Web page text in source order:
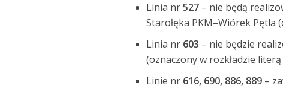
Linia nr527 – nie będą
Starołęka PKM–Wiórek Pętla
Linia nr 603 – nie będzie
(oznaczony w rozkładzie literą
Linie nr 616, 690, 886, 889 –